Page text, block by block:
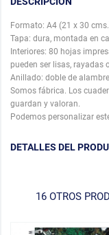
Formato: A4 (21 x 30
Tapa: dura, montada en
Interiores: 80 hojas
pueden ser lisas, rayadas
Anillado: doble de alambre
Somos fábrica. Los
guardan y valoran.
Podemos personalizar
DETALLES DEL
16 OTROS